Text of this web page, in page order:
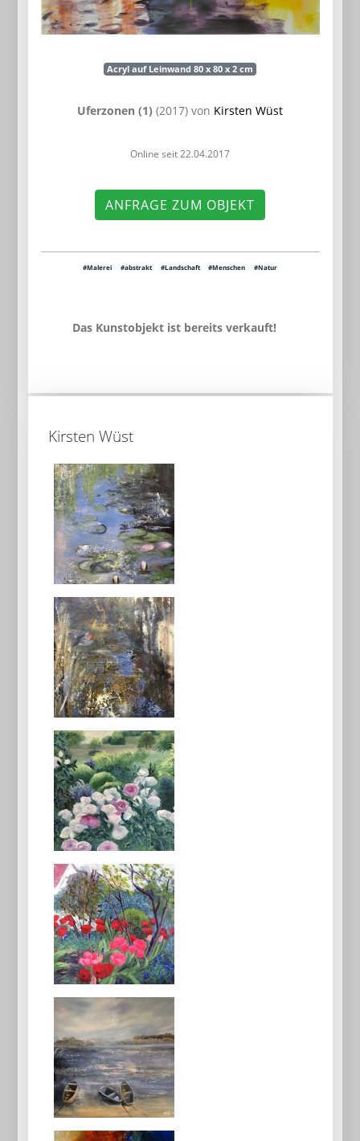
Acryl auf Leinwand 80 x 80 x 2 cm
Uferzonen (1) (2017) von Kirsten Wüst
Online seit 22.04.2017
ANFRAGE ZUM OBJEKT
#Malerei #abstrakt #Landschaft #Menschen #Natur
Das Kunstobjekt ist bereits verkauft!
Kirsten Wüst